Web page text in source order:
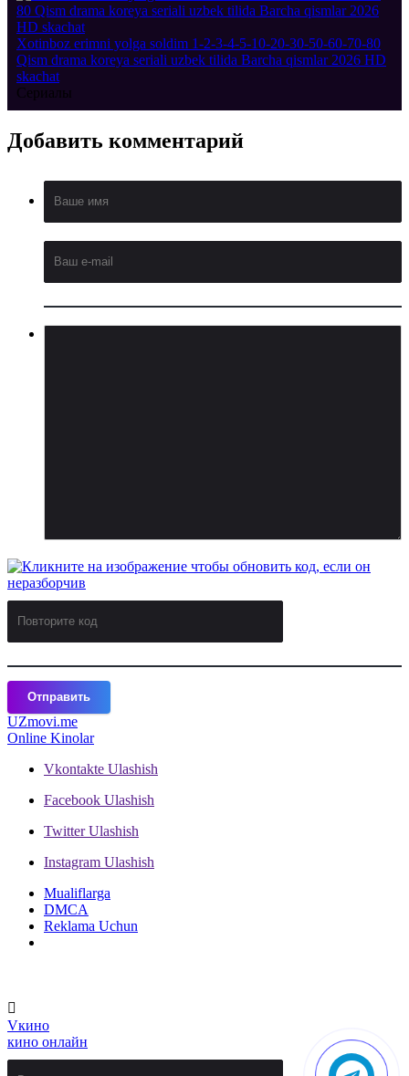
Xotinboz erimni yolga soldim 1-2-3-4-5-10-20-30-50-60-70-80
Qism drama koreya seriali uzbek tilida Barcha qismlar 2026 HD
skachat
Сериалы
Добавить комментарий
Отправить
UZmovi.me
Online Kinolar
Vkontakte Ulashish
Facebook Ulashish
Twitter Ulashish
Instagram Ulashish
Mualiflarga
DMCA
Reklama Uchun
Vкино
кино онлайн